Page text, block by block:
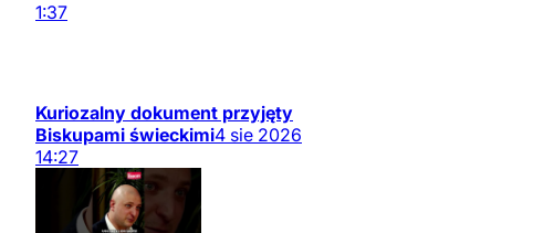
1:37
Kuriozalny dokument przyjęty
Biskupami świeckimi4 sie 2026
14:27